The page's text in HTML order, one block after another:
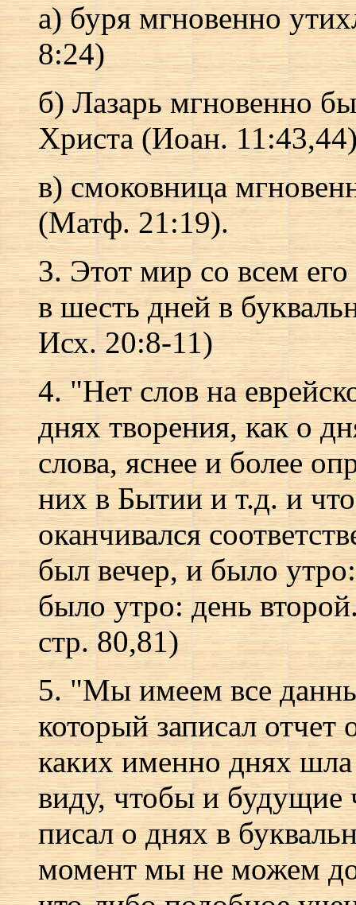
а) буря мгновенно
8:24)
б) Лазарь мгновенно
Христа (Иоан.
в) смоковница
(Матф. 21:19).
3. Этот мир со всем
в шесть дней в
Исх. 20:8-11)
4. "Нет слов на
днях творения, как о
слова, яснее и более
них в Бытии и т.д. и
оканчивался
был вечер, и было
было утро: день
стр. 80,81)
5. "Мы имеем все
который записал
каких именно днях
виду, чтобы и будущие
писал о днях в
момент мы не можем